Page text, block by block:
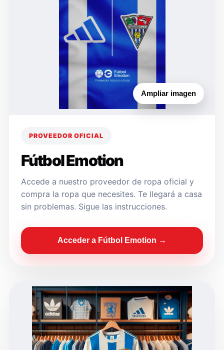
Ampliar imagen
PROVEEDOR OFICIAL
Fútbol Emotion
Accede a nuestro proveedor de ropa oficial y
compra la ropa que necesites. Te llegará a casa
sin problemas. Sigue las instrucciones.
Acceder a Fútbol Emotion →